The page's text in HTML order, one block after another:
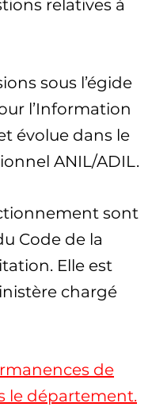
relatives à
sous l’égide
l’Information
évolue dans le
ANIL/ADIL.
sont
Code de la
Elle est
chargé
de
le département.